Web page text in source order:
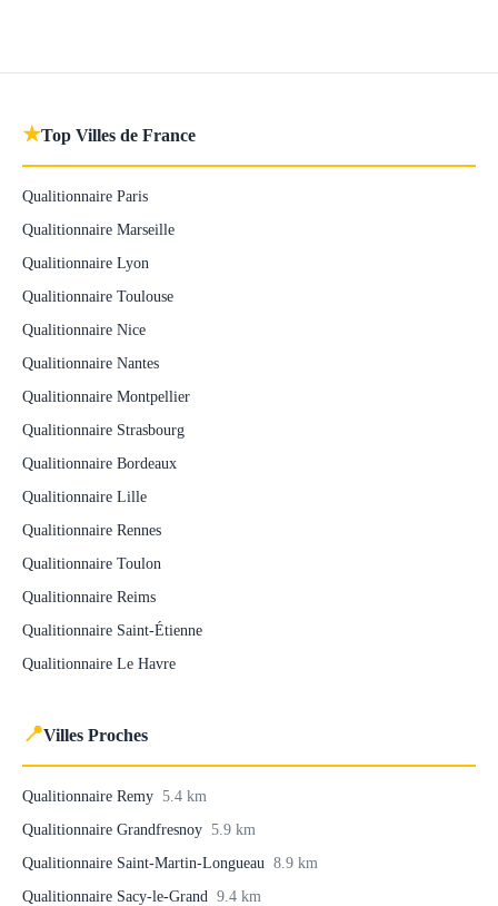
★Top Villes de France
Qualitionnaire Paris
Qualitionnaire Marseille
Qualitionnaire Lyon
Qualitionnaire Toulouse
Qualitionnaire Nice
Qualitionnaire Nantes
Qualitionnaire Montpellier
Qualitionnaire Strasbourg
Qualitionnaire Bordeaux
Qualitionnaire Lille
Qualitionnaire Rennes
Qualitionnaire Toulon
Qualitionnaire Reims
Qualitionnaire Saint-Étienne
Qualitionnaire Le Havre
📍Villes Proches
Qualitionnaire Remy 5.4 km
Qualitionnaire Grandfresnoy 5.9 km
Qualitionnaire Saint-Martin-Longueau 8.9 km
Qualitionnaire Sacy-le-Grand 9.4 km